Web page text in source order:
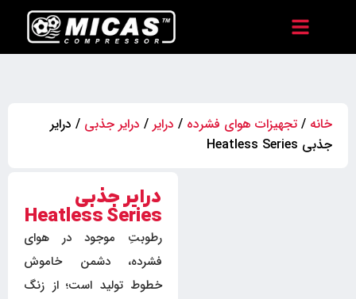
خانه / تجهیزات هوای فشرده / درایر / درایر جذبی / درایر
جذبی Heatless Series
درایر جذبی
Heatless Series
رطوبتِ موجود در هوای
فشرده، دشمن خاموش
خطوط تولید است؛ از زنگ